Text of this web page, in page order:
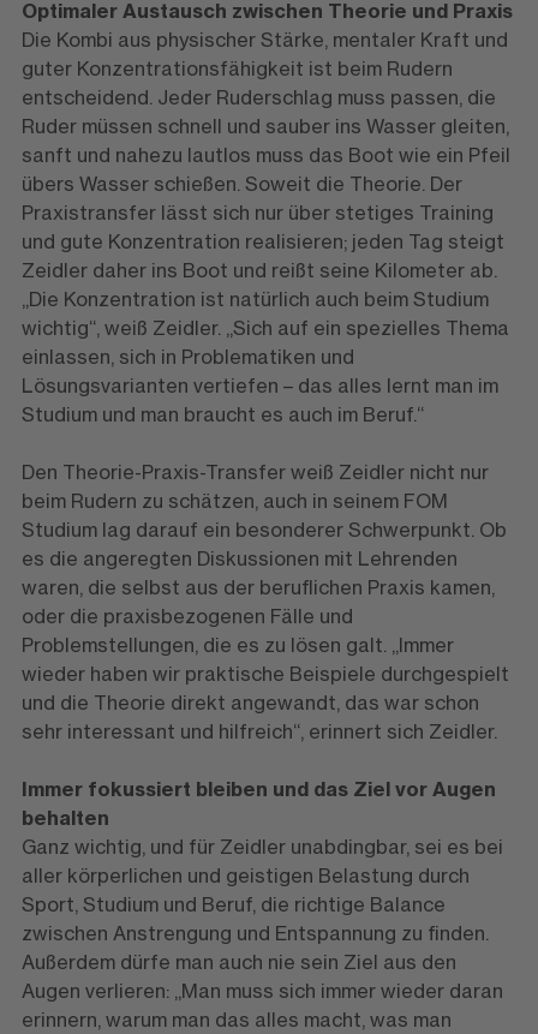
Optimaler Austausch zwischen Theorie und Praxis
Die Kombi aus physischer Stärke, mentaler Kraft und
guter Konzentrationsfähigkeit ist beim Rudern
entscheidend. Jeder Ruderschlag muss passen, die
Ruder müssen schnell und sauber ins Wasser gleiten,
sanft und nahezu lautlos muss das Boot wie ein Pfeil
übers Wasser schießen. Soweit die Theorie. Der
Praxistransfer lässt sich nur über stetiges Training
und gute Konzentration realisieren; jeden Tag steigt
Zeidler daher ins Boot und reißt seine Kilometer ab.
„Die Konzentration ist natürlich auch beim Studium
wichtig“, weiß Zeidler. „Sich auf ein spezielles Thema
einlassen, sich in Problematiken und
Lösungsvarianten vertiefen – das alles lernt man im
Studium und man braucht es auch im Beruf.“
Den Theorie-Praxis-Transfer weiß Zeidler nicht nur
beim Rudern zu schätzen, auch in seinem FOM
Studium lag darauf ein besonderer Schwerpunkt. Ob
es die angeregten Diskussionen mit Lehrenden
waren, die selbst aus der beruflichen Praxis kamen,
oder die praxis­bezogenen Fälle und
Problemstellungen, die es zu lösen galt. „Immer
wieder haben wir praktische Beispiele durchgespielt
und die Theorie direkt angewandt, das war schon
sehr interessant und hilfreich“, ­erinnert sich Zeidler.
Immer fokussiert bleiben und das Ziel vor Augen
behalten
Ganz wichtig, und für Zeidler unabdingbar, sei es bei
aller körperlichen und geistigen Belastung durch
Sport, Studium und Beruf, die richtige Balance
zwischen Anstrengung und Entspannung zu finden.
Außerdem dürfe man auch nie sein Ziel aus den
Augen verlieren: „Man muss sich immer wieder daran
erinnern, warum man das alles macht, was man